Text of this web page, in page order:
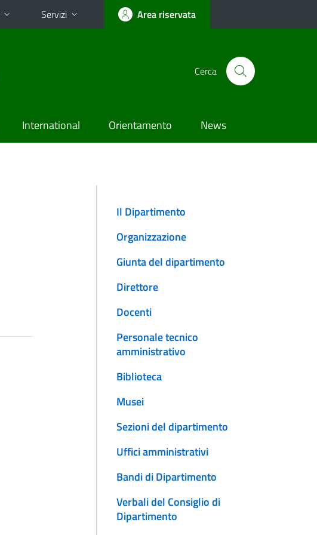
Servizi Area riservata
Cerca
International Orientamento News
Il Dipartimento
Organizzazione
Giunta del dipartimento
Direttore
Docenti
Personale tecnico
amministrativo
Biblioteca
Musei
Sezioni del dipartimento
Uffici amministrativi
Bandi di Dipartimento
Verbali del Consiglio di
Dipartimento